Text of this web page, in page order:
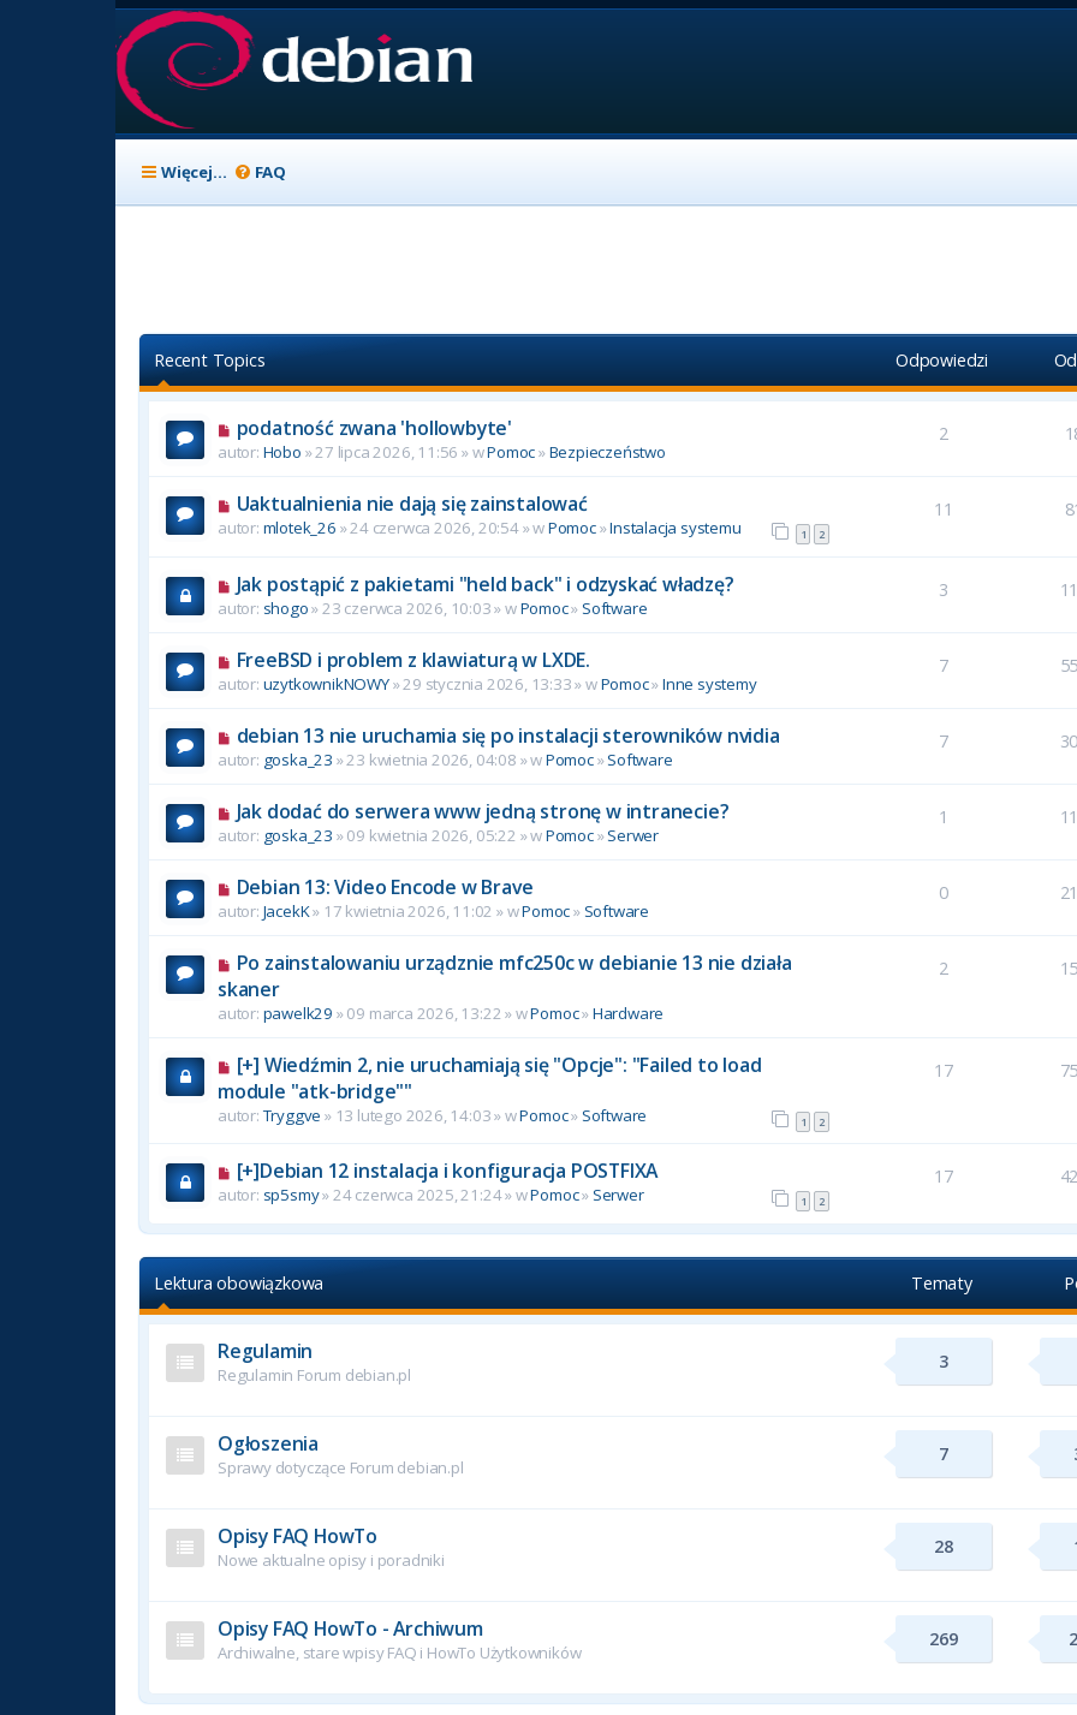
Więcej… FAQ
Recent Topics Odpowiedzi
podatność zwana 'hollowbyte'
autor: Hobo » 27 lipca 2026, 11:56 » wPomoc»Bezpieczeństwo
2
Uaktualnienia nie dają się zainstalować
1 2
autor: mlotek_26 » 24 czerwca 2026, 20:54 » wPomoc»Instalacja systemu
11
Jak postąpić z pakietami "held back" i odzyskać władzę?
autor: shogo» 23 czerwca 2026, 10:03 » wPomoc» Software
3
FreeBSD i problem z klawiaturą w LXDE.
autor: uzytkownikNOWY» 29 stycznia 2026, 13:33 » wPomoc»Inne systemy
7
debian 13 nie uruchamia się po instalacji sterowników nvidia
autor: goska_23 » 23 kwietnia 2026, 04:08 » wPomoc»Software
7
Jak dodać do serwera www jedną stronę w intranecie?
autor: goska_23 » 09 kwietnia 2026, 05:22 » wPomoc»Serwer
1
Debian 13: Video Encode w Brave
autor: JacekK» 17 kwietnia 2026, 11:02 » wPomoc» Software
0
Po zainstalowaniu urządznie mfc250c w debianie 13 nie działa
skaner
autor: pawelk29 » 09 marca 2026, 13:22 » wPomoc»Hardware
2
[+] Wiedźmin 2, nie uruchamiają się "Opcje": "Failed to load
module "atk-bridge""
1 2
autor: Tryggve » 13 lutego 2026, 14:03 » wPomoc» Software
17
[+]Debian 12 instalacja i konfiguracja POSTFIXA
1 2
autor: sp5smy» 24 czerwca 2025, 21:24 » wPomoc» Serwer
17
Lektura obowiązkowa Tematy
Regulamin
Regulamin Forum debian.pl
3
Ogłoszenia
Sprawy dotyczące Forum debian.pl
7
Opisy FAQ HowTo
Nowe aktualne opisy i poradniki
28
Opisy FAQ HowTo - Archiwum
Archiwalne, stare wpisy FAQ i HowTo Użytkowników
269